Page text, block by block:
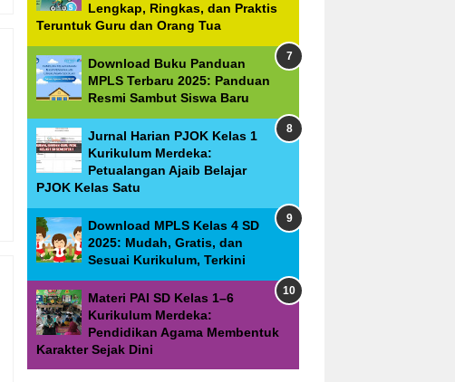
Lengkap, Ringkas, dan Praktis
Teruntuk Guru dan Orang Tua
Download Buku Panduan
MPLS Terbaru 2025: Panduan
Resmi Sambut Siswa Baru
Jurnal Harian PJOK Kelas 1
Kurikulum Merdeka:
Petualangan Ajaib Belajar
PJOK Kelas Satu
Download MPLS Kelas 4 SD
2025: Mudah, Gratis, dan
Sesuai Kurikulum, Terkini
Materi PAI SD Kelas 1–6
Kurikulum Merdeka:
Pendidikan Agama Membentuk
Karakter Sejak Dini